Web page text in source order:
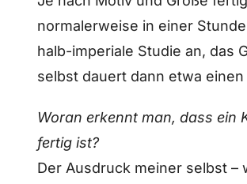
normalerweise in einer
halb-imperiale Studie an, das
selbst dauert dann etwa einen
Woran erkennt man, dass ein
fertig ist?
Der Ausdruck meiner selbst –